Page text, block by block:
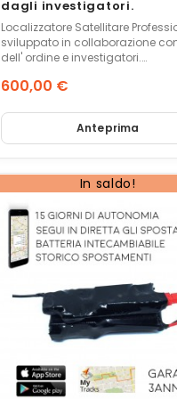
dagli investigatori.
Localizzatore Satellitare
sviluppato in collaborazione
dell' ordine e investigatori.
da pc o smartphone. Autonomia via
fatto il fratello minore di
lavora esclusivamente tramite
600,00 €
Anteprima
In saldo!